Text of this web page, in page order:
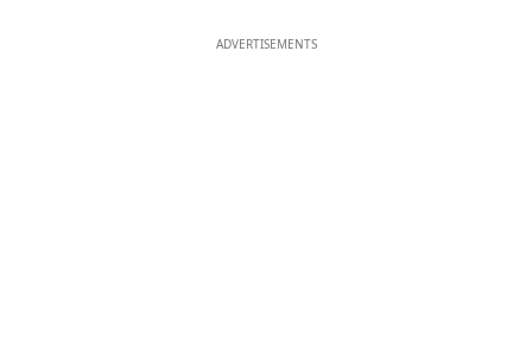
ADVERTISEMENTS